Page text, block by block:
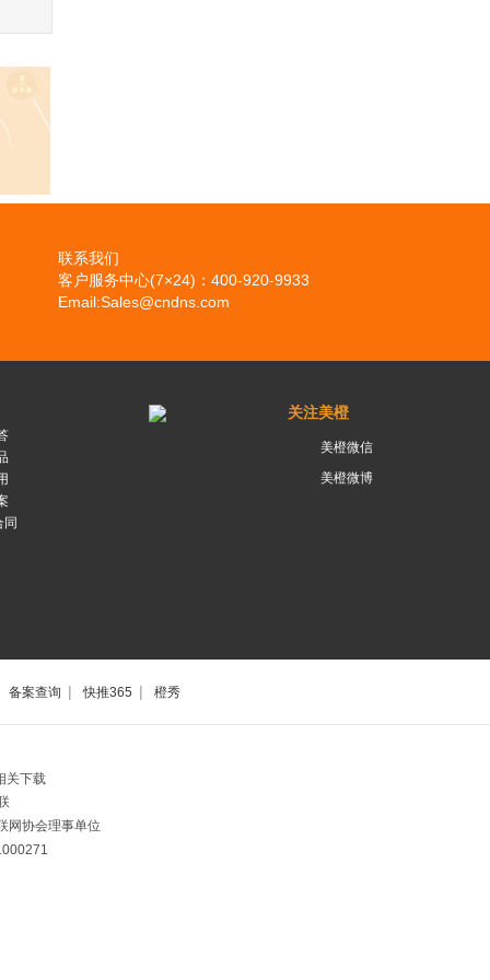
联系我们
客户服务中心(7×24)：400-920-9933
Email:Sales@cndns.com
同
关注美橙
美橙微信
美橙微博
备案查询 | 快推365 | 橙秀
关下载
网协会理事单位